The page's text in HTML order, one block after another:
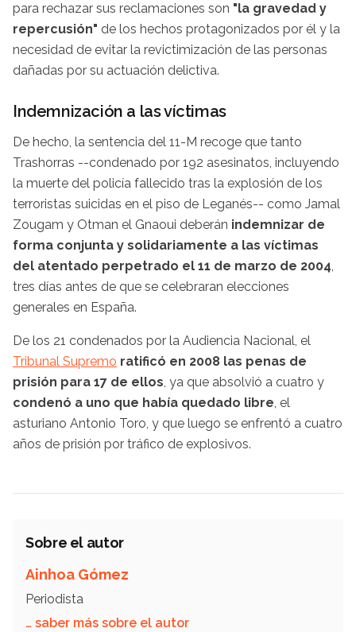
para rechazar sus reclamaciones son "la gravedad y
repercusión" de los hechos protagonizados por él y la
necesidad de evitar la revictimización de las personas
dañadas por su actuación delictiva.
Indemnización a las víctimas
De hecho, la sentencia del 11-M recoge que tanto
Trashorras --condenado por 192 asesinatos, incluyendo
la muerte del policía fallecido tras la explosión de los
terroristas suicidas en el piso de Leganés-- como Jamal
Zougam y Otman el Gnaoui deberán indemnizar de
forma conjunta y solidariamente a las víctimas
del atentado perpetrado el 11 de marzo de 2004,
tres días antes de que se celebraran elecciones
generales en España.
De los 21 condenados por la Audiencia Nacional, el
Tribunal Supremo ratificó en 2008 las penas de
prisión para 17 de ellos, ya que absolvió a cuatro y
condenó a uno que había quedado libre, el
asturiano Antonio Toro, y que luego se enfrentó a cuatro
años de prisión por tráfico de explosivos.
Sobre el autor
Ainhoa Gómez
Periodista
… saber más sobre el autor